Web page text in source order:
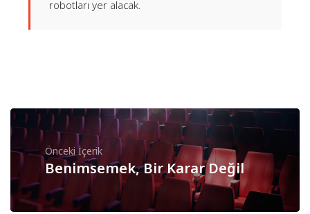
robotları yer alacak.
Önceki İçerik
Benimsemek, Bir Karar Değil